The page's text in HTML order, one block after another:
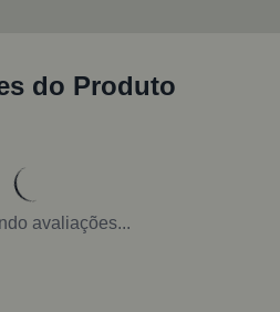
do Produto
avaliações...